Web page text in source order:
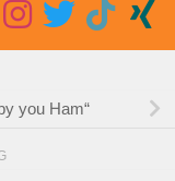
you Ham“